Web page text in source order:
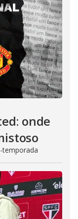
onde
temporada